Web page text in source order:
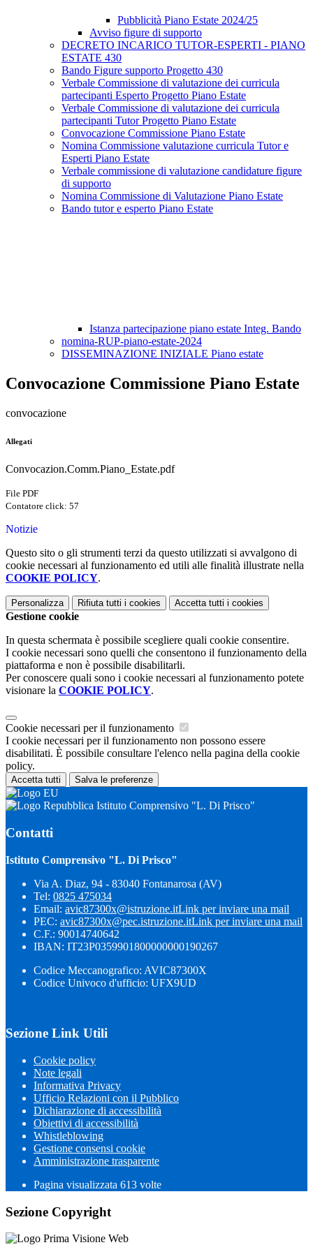
Pubblicità Piano Estate 2024/25
Avviso figure di supporto
DECRETO INCARICO TUTOR-ESPERTI - PIANO
ESTATE 430
Bando Figure supporto Progetto 430
Verbale Commissione di valutazione dei curricula
partecipanti Esperto Progetto Piano Estate
Verbale Commissione di valutazione dei curricula
partecipanti Tutor Progetto Piano Estate
Convocazione Commissione Piano Estate
Nomina Commissione valutazione curricula Tutor e
Esperti Piano Estate
Verbale commissione di valutazione candidature figure
di supporto
Nomina Commissione di Valutazione Piano Estate
Bando tutor e esperto Piano Estate
Istanza partecipazione piano estate Integ. Bando
nomina-RUP-piano-estate-2024
DISSEMINAZIONE INIZIALE Piano estate
Convocazione Commissione Piano Estate
convocazione
Allegati
Convocazion.Comm.Piano_Estate.pdf
File PDF
Contatore click: 57
Notizie
Questo sito o gli strumenti terzi da questo utilizzati si avvalgono di
cookie necessari al funzionamento ed utili alle finalità illustrate nella
COOKIE POLICY.
Personalizza Rifiuta tutti i cookies Accetta tutti i cookies
Gestione cookie
In questa schermata è possibile scegliere quali cookie consentire.
I cookie necessari sono quelli che consentono il funzionamento della
piattaforma e non è possibile disabilitarli.
Per conoscere quali sono i cookie necessari al funzionamento potete
visionare la COOKIE POLICY.
Cookie necessari per il funzionamento
I cookie necessari per il funzionamento non possono essere
disabilitati. È possibile consultare l'elenco nella pagina della cookie
policy.
Accetta tutti Salva le preferenze
Istituto Comprensivo "L. Di Prisco"
Contatti
Istituto Comprensivo "L. Di Prisco"
Via A. Diaz, 94 - 83040 Fontanarosa (AV)
Tel: 0825 475034
Email: avic87300x@istruzione.itLink per inviare una mail
PEC: avic87300x@pec.istruzione.itLink per inviare una mail
C.F.: 90014740642
IBAN: IT23P0359901800000000190267
Codice Meccanografico: AVIC87300X
Codice Univoco d'ufficio: UFX9UD
Sezione Link Utili
Cookie policy
Note legali
Informativa Privacy
Ufficio Relazioni con il Pubblico
Dichiarazione di accessibilità
Obiettivi di accessibilità
Whistleblowing
Gestione consensi cookie
Amministrazione trasparente
Pagina visualizzata 613 volte
Sezione Copyright